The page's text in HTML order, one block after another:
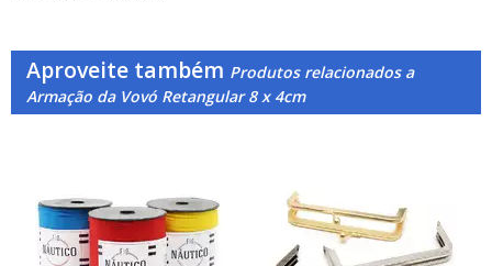
Aproveite também Produtos relacionados a
Armação da Vovó Retangular 8 x 4cm